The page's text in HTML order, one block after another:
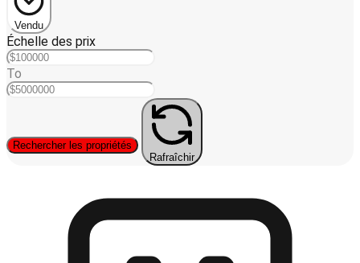
Vendu
Échelle des prix
To
Rechercher les propriétés
Rafraîchir